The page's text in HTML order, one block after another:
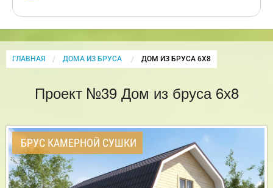
ГЛАВНАЯ ДОМА ИЗ БРУСА CURRENT:
ДОМ ИЗ БРУСА 6Х8
Проект №39 Дом из бруса 6х8
БРУС КАМЕРНОЙ СУШКИ